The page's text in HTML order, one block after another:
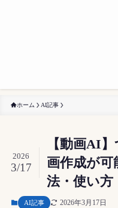
ホーム AI記事
【動画AI
画作成が可
法・使い方
2026
3/17
AI記事 2026年3月17日